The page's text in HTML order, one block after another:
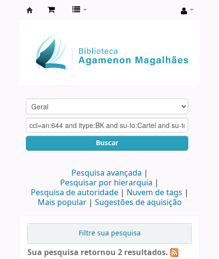
Agamenon
Magalhães
Buscar
Pesquisa avançada
Pesquisar por hierarquia
Pesquisa de autoridade
Nuvem de tags
Mais popular
Sugestões de aquisição
Filtre sua pesquisa
Sua pesquisa retornou 2 resultados.